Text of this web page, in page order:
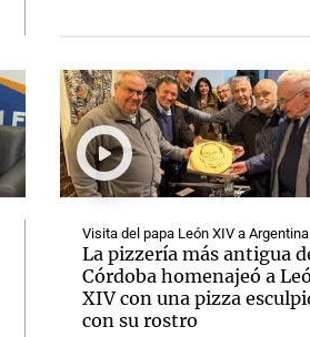
Visita del papa León XIV a Argentina
La pizzería más antigua
Córdoba homenajeó a
XIV con una pizza
con su rostro